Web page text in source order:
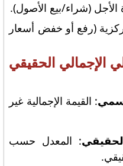
الأجل (شراء/بيع الأصول).
(رفع أو خفض أسعار
الإجمالي الحقيقي
: القيمة الإجمالية غير
: المعدل حسب